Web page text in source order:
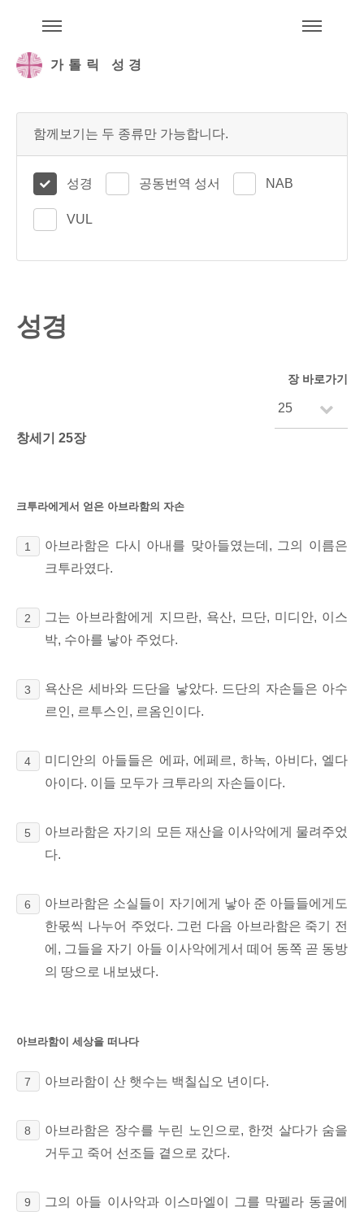
가톨릭 성경
함께보기는 두 종류만 가능합니다.
성경 공동번역 성서 NAB
VUL
성경
장 바로가기
창세기 25장
크투라에게서 얻은 아브라함의 자손
1
아브라함은 다시 아내를 맞아들였는데, 그의 이름은
크투라였다.
2
그는 아브라함에게 지므란, 욕산, 므단, 미디안, 이스
박, 수아를 낳아 주었다.
3
욕산은 세바와 드단을 낳았다. 드단의 자손들은 아수
르인, 르투스인, 르옴인이다.
4
미디안의 아들들은 에파, 에페르, 하녹, 아비다, 엘다
아이다. 이들 모두가 크투라의 자손들이다.
5
아브라함은 자기의 모든 재산을 이사악에게 물려주었
다.
6
아브라함은 소실들이 자기에게 낳아 준 아들들에게도
한몫씩 나누어 주었다. 그런 다음 아브라함은 죽기 전
에, 그들을 자기 아들 이사악에게서 떼어 동쪽 곧 동방
의 땅으로 내보냈다.
아브라함이 세상을 떠나다
7 아브라함이 산 햇수는 백칠십오 년이다.
8
아브라함은 장수를 누린 노인으로, 한껏 살다가 숨을
거두고 죽어 선조들 곁으로 갔다.
9
그의 아들 이사악과 이스마엘이 그를 막펠라 동굴에